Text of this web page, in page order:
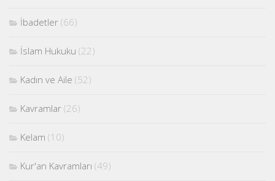
İbadetler (66)
İslam Hukuku (22)
Kadın ve Aile (52)
Kavramlar (26)
Kelam (10)
Kur'an Kavramları (49)